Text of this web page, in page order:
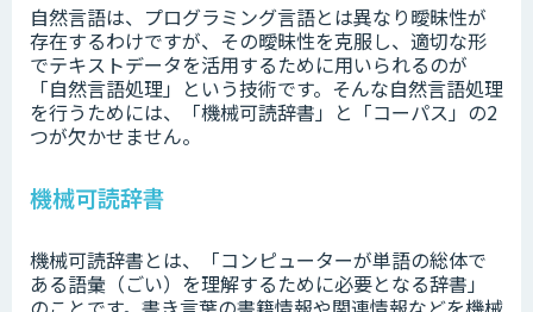
自然言語は、プログラミング言語とは異なり曖昧性が
存在するわけですが、その曖昧性を克服し、適切な形
でテキストデータを活用するために用いられるのが
「自然言語処理」という技術です。そんな自然言語処理
を行うためには、「機械可読辞書」と「コーパス」の2
つが欠かせません。
機械可読辞書
機械可読辞書とは、「コンピューターが単語の総体で
ある語彙（ごい）を理解するために必要となる辞書」